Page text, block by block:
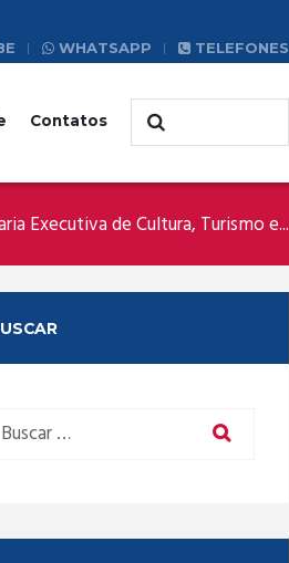
WHATSAPP TELEFONES
Contatos
Executiva de Cultura, Turismo e...